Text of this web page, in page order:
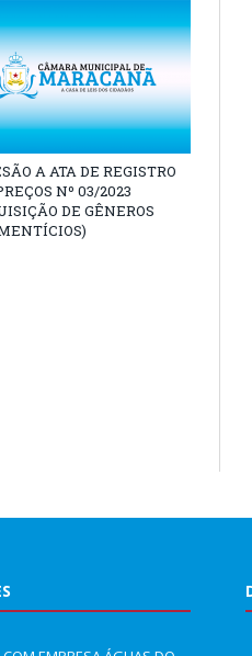
A ATA DE REGISTRO
Nº 03/2023
DE GÊNEROS